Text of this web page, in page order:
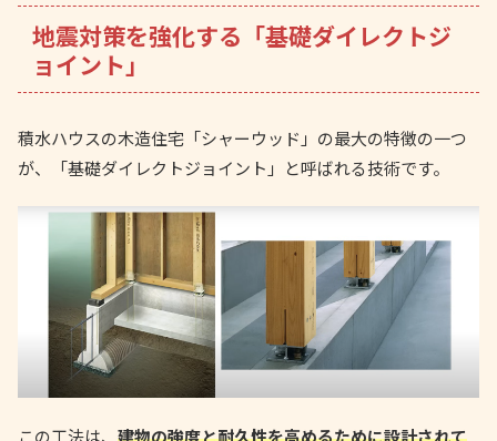
地震対策を強化する「基礎ダイレクトジ
ョイント」
積水ハウスの木造住宅「シャーウッド」の最大の特徴の一つ
が、「基礎ダイレクトジョイント」と呼ばれる技術です。
この工法は、 建物の強度と耐久性を高めるために設計されて